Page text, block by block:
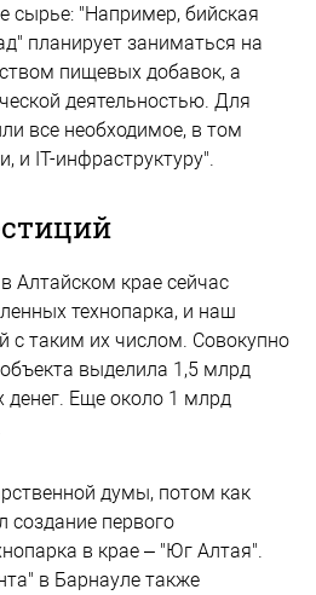
сырье: "Например, бийская
планирует заниматься на
пищевых добавок, а
деятельностью. Для
все необходимое, в том
и IT-инфраструктуру".
Алтайском крае сейчас
технопарка, и наш
с таким их числом. Совокупно
выделила 1,5 млрд
денег. Еще около 1 млрд
думы, потом как
создание первого
в крае – "Юг Алтая".
в Барнауле также